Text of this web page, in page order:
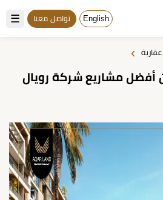
☰ English تواصل معنا
عقارية ›
أفضل مشاريع شركة رويال